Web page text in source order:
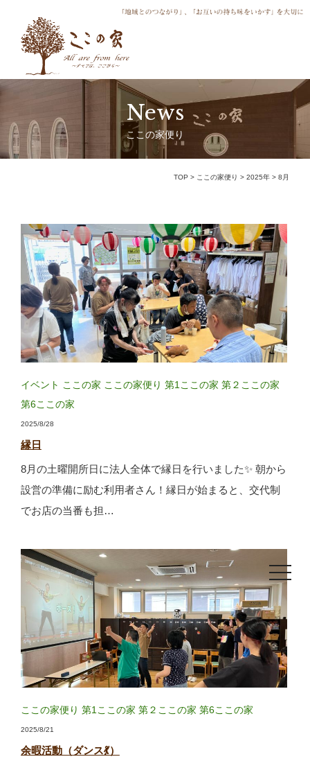
News
ここの家便り
toggle
TOP > ここの家便り >2025年 >8月
イベント ここの家 ここの家便り 第1ここの家 第２ここの家
第6ここの家
2025/8/28
縁日
8月の土曜開所日に法人全体で縁日を行いました✨ 朝から
設営の準備に励む利用者さん！縁日が始まると、交代制
でお店の当番も担…
ここの家便り 第1ここの家 第２ここの家 第6ここの家
2025/8/21
余暇活動（ダンス💃）